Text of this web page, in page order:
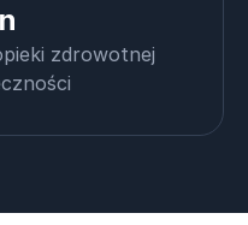
zdrowotnej